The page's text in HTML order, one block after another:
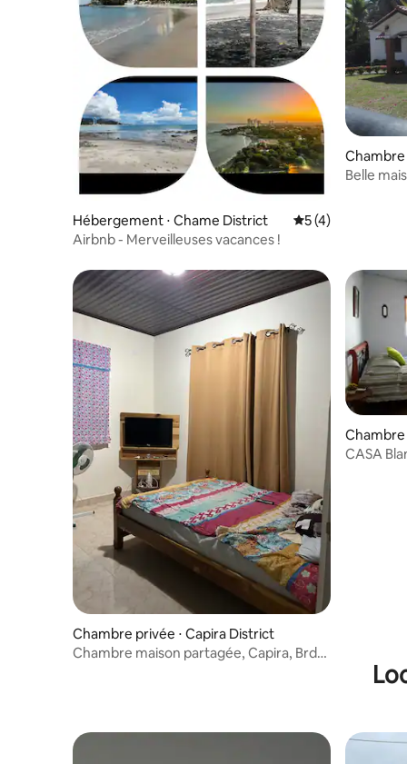
Hébergement ⋅ Chame District Évaluation
5 (4)
Airbnb - Merveilleuses vacances !
Chambre
Belle
Chambre privée ⋅ Capira District
Chambre maison partagée, Capira, Brda
Chambre
CASA